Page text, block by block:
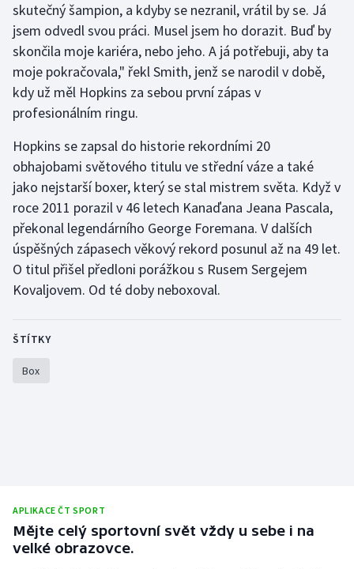
Krasobruslení
Lezení
Lyže a snowboard
Motorsport
Olympijské hry
Parasport
Plavání
Sportovní střelba
Stolní tenis
skutečný šampion, a kdyby se nezranil, vrátil by se. Já
jsem odvedl svou práci. Musel jsem ho dorazit. Buď by
skončila moje kariéra, nebo jeho. A já potřebuji, aby ta
moje pokračovala," řekl Smith, jenž se narodil v době,
kdy už měl Hopkins za sebou první zápas v
profesionálním ringu.
Hopkins se zapsal do historie rekordními 20
obhajobami světového titulu ve střední váze a také
jako nejstarší boxer, který se stal mistrem světa. Když v
roce 2011 porazil v 46 letech Kanaďana Jeana Pascala,
překonal legendárního George Foremana. V dalších
úspěšných zápasech věkový rekord posunul až na 49 let.
O titul přišel předloni porážkou s Rusem Sergejem
Kovaljovem. Od té doby neboxoval.
ŠTÍTKY
Box
APLIKACE ČT SPORT
Mějte celý sportovní svět vždy u sebe i na
velké obrazovce.